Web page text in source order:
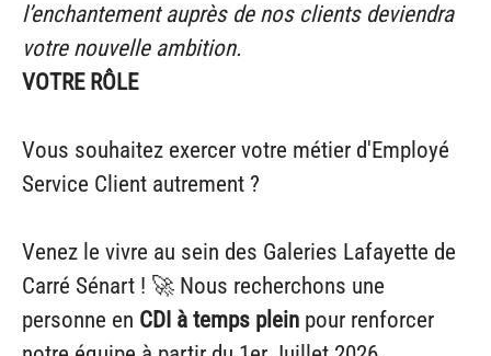
l’enchantement auprès de nos clients deviendra
votre nouvelle ambition.
VOTRE RÔLE
Vous souhaitez exercer votre métier d'Employé
Service Client autrement ?
Venez le vivre au sein des Galeries Lafayette de
Carré Sénart ! 🚀 Nous recherchons une
personne en CDI à temps plein pour renforcer